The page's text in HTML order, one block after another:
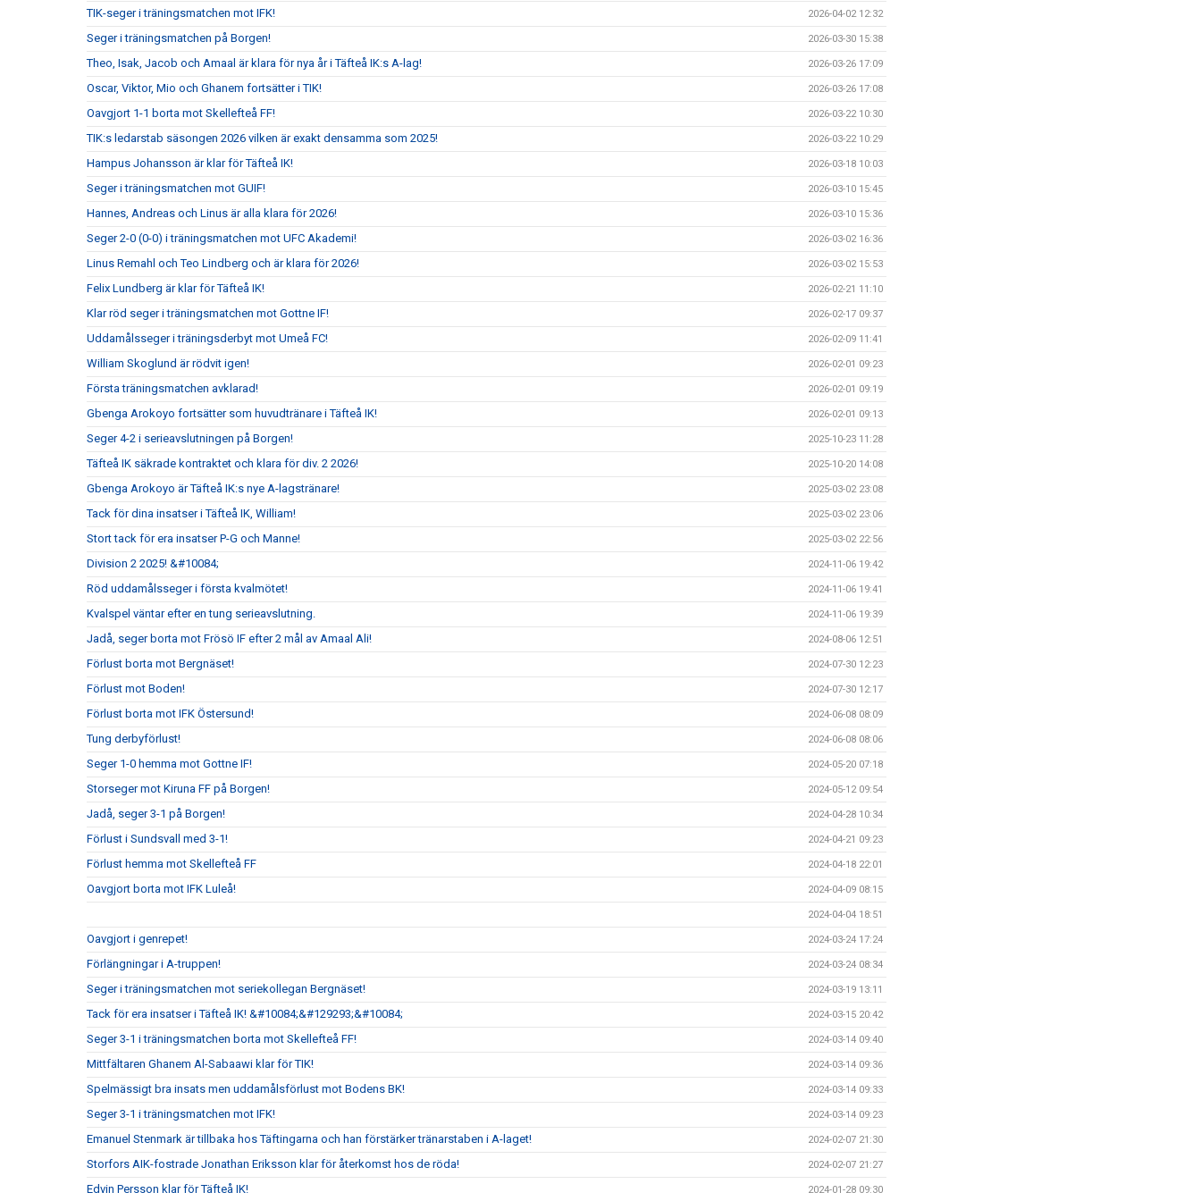
TIK-seger i träningsmatchen mot IFK! 2026-04-02 12:32
Seger i träningsmatchen på Borgen! 2026-03-30 15:38
Theo, Isak, Jacob och Amaal är klara för nya år i Täfteå IK:s A-lag! 2026-03-26 17:09
Oscar, Viktor, Mio och Ghanem fortsätter i TIK! 2026-03-26 17:08
Oavgjort 1-1 borta mot Skellefteå FF! 2026-03-22 10:30
TIK:s ledarstab säsongen 2026 vilken är exakt densamma som 2025! 2026-03-22 10:29
Hampus Johansson är klar för Täfteå IK! 2026-03-18 10:03
Seger i träningsmatchen mot GUIF! 2026-03-10 15:45
Hannes, Andreas och Linus är alla klara för 2026! 2026-03-10 15:36
Seger 2-0 (0-0) i träningsmatchen mot UFC Akademi! 2026-03-02 16:36
Linus Remahl och Teo Lindberg och är klara för 2026! 2026-03-02 15:53
Felix Lundberg är klar för Täfteå IK! 2026-02-21 11:10
Klar röd seger i träningsmatchen mot Gottne IF! 2026-02-17 09:37
Uddamålsseger i träningsderbyt mot Umeå FC! 2026-02-09 11:41
William Skoglund är rödvit igen! 2026-02-01 09:23
Första träningsmatchen avklarad! 2026-02-01 09:19
Gbenga Arokoyo fortsätter som huvudtränare i Täfteå IK! 2026-02-01 09:13
Seger 4-2 i serieavslutningen på Borgen! 2025-10-23 11:28
Täfteå IK säkrade kontraktet och klara för div. 2 2026! 2025-10-20 14:08
Gbenga Arokoyo är Täfteå IK:s nye A-lagstränare! 2025-03-02 23:08
Tack för dina insatser i Täfteå IK, William! 2025-03-02 23:06
Stort tack för era insatser P-G och Manne! 2025-03-02 22:56
Division 2 2025! &#10084; 2024-11-06 19:42
Röd uddamålsseger i första kvalmötet! 2024-11-06 19:41
Kvalspel väntar efter en tung serieavslutning. 2024-11-06 19:39
Jadå, seger borta mot Frösö IF efter 2 mål av Amaal Ali! 2024-08-06 12:51
Förlust borta mot Bergnäset! 2024-07-30 12:23
Förlust mot Boden! 2024-07-30 12:17
Förlust borta mot IFK Östersund! 2024-06-08 08:09
Tung derbyförlust! 2024-06-08 08:06
Seger 1-0 hemma mot Gottne IF! 2024-05-20 07:18
Storseger mot Kiruna FF på Borgen! 2024-05-12 09:54
Jadå, seger 3-1 på Borgen! 2024-04-28 10:34
Förlust i Sundsvall med 3-1! 2024-04-21 09:23
Förlust hemma mot Skellefteå FF 2024-04-18 22:01
Oavgjort borta mot IFK Luleå! 2024-04-09 08:15
2024-04-04 18:51
Oavgjort i genrepet! 2024-03-24 17:24
Förlängningar i A-truppen! 2024-03-24 08:34
Seger i träningsmatchen mot seriekollegan Bergnäset! 2024-03-19 13:11
Tack för era insatser i Täfteå IK! &#10084;&#129293;&#10084; 2024-03-15 20:42
Seger 3-1 i träningsmatchen borta mot Skellefteå FF! 2024-03-14 09:40
Mittfältaren Ghanem Al-Sabaawi klar för TIK! 2024-03-14 09:36
Spelmässigt bra insats men uddamålsförlust mot Bodens BK! 2024-03-14 09:33
Seger 3-1 i träningsmatchen mot IFK! 2024-03-14 09:23
Emanuel Stenmark är tillbaka hos Täftingarna och han förstärker tränarstaben i A-laget! 2024-02-07 21:30
Storfors AIK-fostrade Jonathan Eriksson klar för återkomst hos de röda! 2024-02-07 21:27
Edvin Persson klar för Täfteå IK! 2024-01-28 09:30